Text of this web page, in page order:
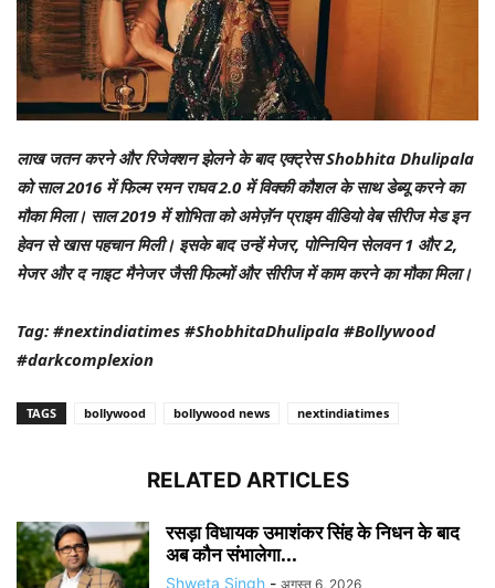
लाख जतन करने और रिजेक्शन झेलने के बाद एक्ट्रेस Shobhita Dhulipala
को साल 2016 में फिल्म रमन राघव 2.0 में विक्की कौशल के साथ डेब्यू करने का
मौका मिला। साल 2019 में शोभिता को अमेज़ॅन प्राइम वीडियो वेब सीरीज मेड इन
हेवन से खास पहचान मिली। इसके बाद उन्हें मेजर, पोन्नियिन सेलवन 1 और 2,
मेजर और द नाइट मैनेजर जैसी फिल्मों और सीरीज में काम करने का मौका मिला।
Tag: #nextindiatimes #ShobhitaDhulipala #Bollywood
#darkcomplexion
TAGS bollywood bollywood news nextindiatimes
RELATED ARTICLES
रसड़ा विधायक उमाशंकर सिंह के निधन के बाद
अब कौन संभालेगा...
Shweta Singh - अगस्त 6, 2026